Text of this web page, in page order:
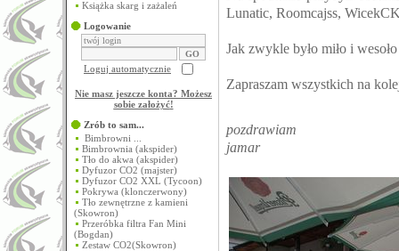
Książka skarg i zażaleń
Logowanie
Loguj automatycznie
Nie masz jeszcze konta? Możesz
sobie założyć!
Zrób to sam...
Bimbrowni ...
Bimbrownia (akspider)
Tło do akwa (akspider)
Dyfuzor CO2 (majster)
Dyfuzor CO2 XXL (Tycoon)
Pokrywa (klonczerwony)
Tło zewnętrzne z kamieni
(Skowron)
Przeróbka filtra Fan Mini
(Bogdan)
Zestaw CO2(Skowron)
Lunatic, Roomcajss,
Jak zwykle było miło i
Zapraszam wszystkich na
pozdrawiam
jamar